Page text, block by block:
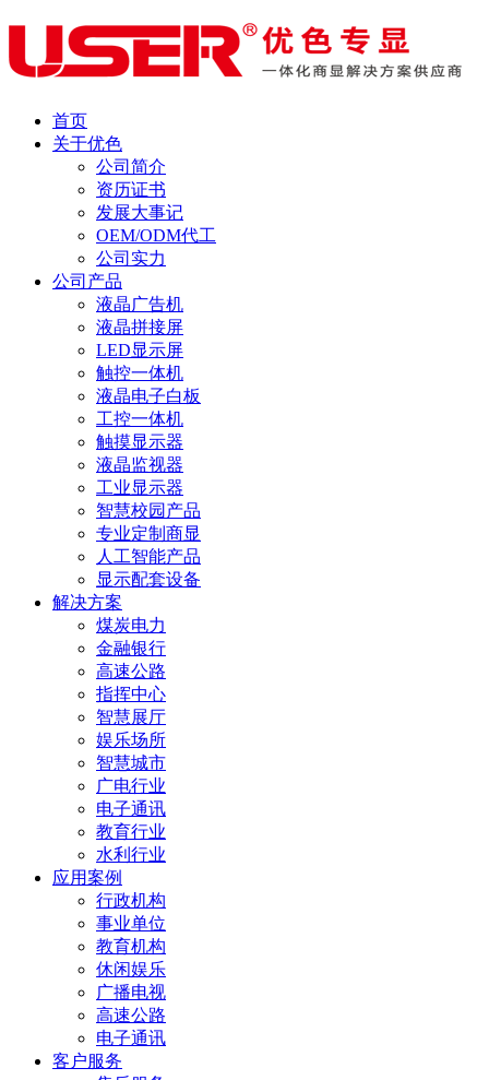
首页
关于优色
公司简介
资历证书
发展大事记
OEM/ODM代工
公司实力
公司产品
液晶广告机
液晶拼接屏
LED显示屏
触控一体机
液晶电子白板
工控一体机
触摸显示器
液晶监视器
工业显示器
智慧校园产品
专业定制商显
人工智能产品
显示配套设备
解决方案
煤炭电力
金融银行
高速公路
指挥中心
智慧展厅
娱乐场所
智慧城市
广电行业
电子通讯
教育行业
水利行业
应用案例
行政机构
事业单位
教育机构
休闲娱乐
广播电视
高速公路
电子通讯
客户服务